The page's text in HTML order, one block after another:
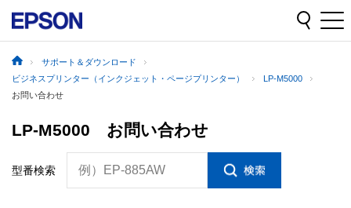
サポート＆ダウンロード
ビジネスプリンター（インクジェット・ページプリンター）
LP-M5000
お問い合わせ
LP-M5000 お問い合わせ
型番検索 例）EP-885AW